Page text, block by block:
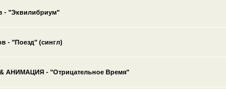
- "Эквилибриум"
- "Поезд" (сингл)
& АНИМАЦИЯ - "Отрицательное Время"